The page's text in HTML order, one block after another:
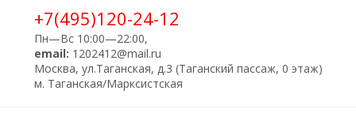
+7(495)120-24-12
Пн—Вс 10:00—22:00,
email: 1202412@mail.ru
Москва, ул.Таганская, д.3 (Таганский пассаж, 0 этаж)
м. Таганская/Марксистская